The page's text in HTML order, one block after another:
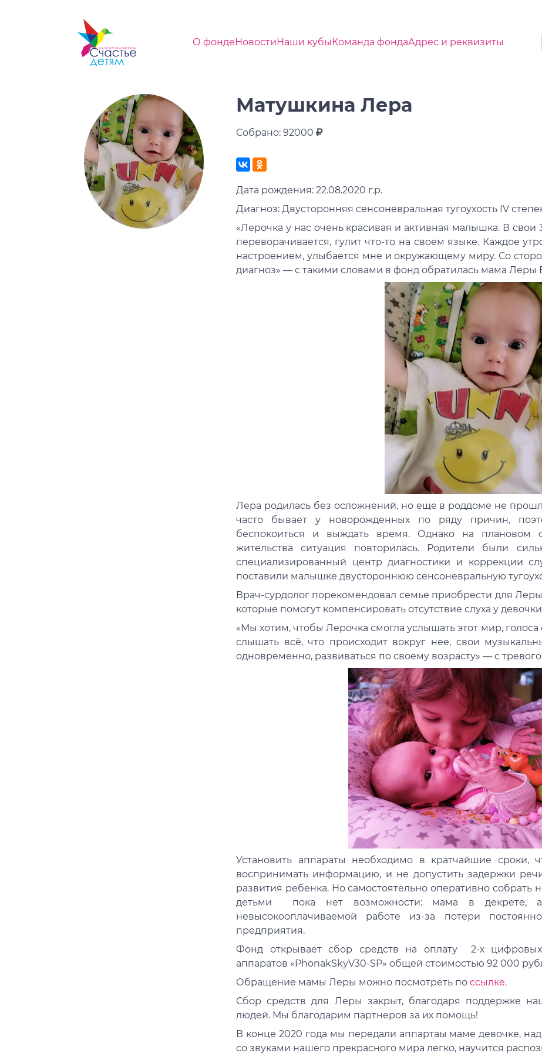
О фондеНовостиНаши кубыКоманда фондаАдрес и реквизиты
Матушкина Лера
Собрано: 92000
Дата рождения: 22.08.2020 г.р.
Диагноз: Двусторонняя сенсоневральная тугоухость IV
«Лерочка у нас очень красивая и активная малышка. В свои
переворачивается, гулит что-то на своем языке. Каждое
настроением, улыбается мне и окружающему миру. Со
диагноз» — с такими словами в фонд обратилась мама Леры
Лера родилась без осложнений, но еще в роддоме не
часто бывает у новорожденных по ряду причин,
беспокоиться и выждать время. Однако на плановом
жительства ситуация повторилась. Родители были
специализированный центр диагностики и коррекции
поставили малышке двустороннюю сенсоневральную
Врач-сурдолог порекомендовал семье приобрести для
которые помогут компенсировать отсутствие слуха у
«Мы хотим, чтобы Лерочка смогла услышать этот мир, голоса
слышать всё, что происходит вокруг нее, свои
одновременно, развиваться по своему возрасту» — с
Установить аппараты необходимо в кратчайшие сроки,
воспринимать информацию, и не допустить задержки
развития ребенка. Но самостоятельно оперативно
детьми пока нет возможности: мама в декрете,
невысокооплачиваемой работе из-за потери
предприятия.
Фонд открывает сбор средств на оплату 2-х
аппаратов «PhonakSkyV30-SP» общей стоимостью 92 000
Обращение мамы Леры можно посмотреть по ссылке.
Сбор средств для Леры закрыт, благодаря поддержке
людей. Мы благодарим партнеров за их помощь!
В конце 2020 года мы передали аппартаы маме девочке,
со звуками нашего прекрасного мира легко, научится